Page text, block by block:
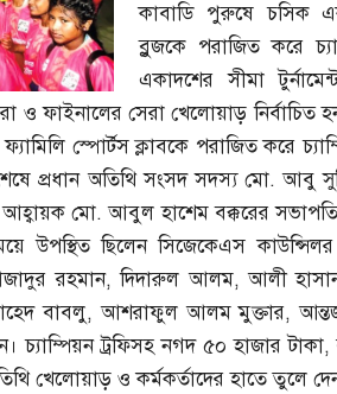
কাবাডি পুরুষে চসিক
ব্লুজকে পরাজিত করে
একাদশের সীমা
ও ফাইনালের সেরা খেলোয়াড় নির্বাচিত
স্পোর্টস ক্লাবকে পরাজিত করে
প্রধান অতিথি সংসদ সদস্য মো.আবু
আহ্বায়ক মো.আবুল হাশেম বক্করের
উপস্থিত ছিলেন সিজেকেএস
রহমান,দিদারুল আলম,আলী
বাবলু,আশরাফুল আলম মুক্তার,
চ্যাম্পিয়ন ট্রফিসহ নগদ ৫০ হাজার টাকা,
খেলোয়াড় ও কর্মকর্তাদের হাতে তুলে